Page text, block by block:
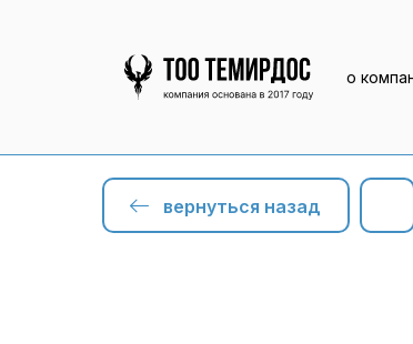
о
вернуться назад